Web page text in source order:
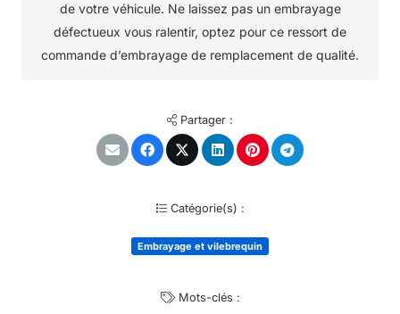
de votre véhicule. Ne laissez pas un embrayage
défectueux vous ralentir, optez pour ce ressort de
commande d’embrayage de remplacement de qualité.
Partager :
Catégorie(s) :
Embrayage et vilebrequin
Mots-clés :